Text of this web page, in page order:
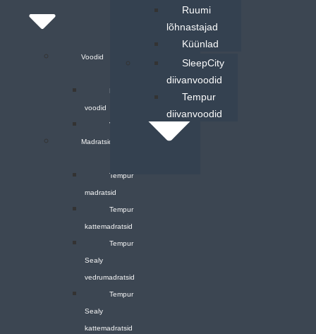
Ruumi
lõhnastajad
Küünlad
MööbelSleepCity
diivanvoodid
Tempur
diivanvoodid
Voodid
Motoriseeritud
voodid
Voodid
Madratsid
Tempur
madratsid
Tempur
kattemadratsid
Tempur
Sealy
vedrumadratsid
Tempur
Sealy
kattemadratsid